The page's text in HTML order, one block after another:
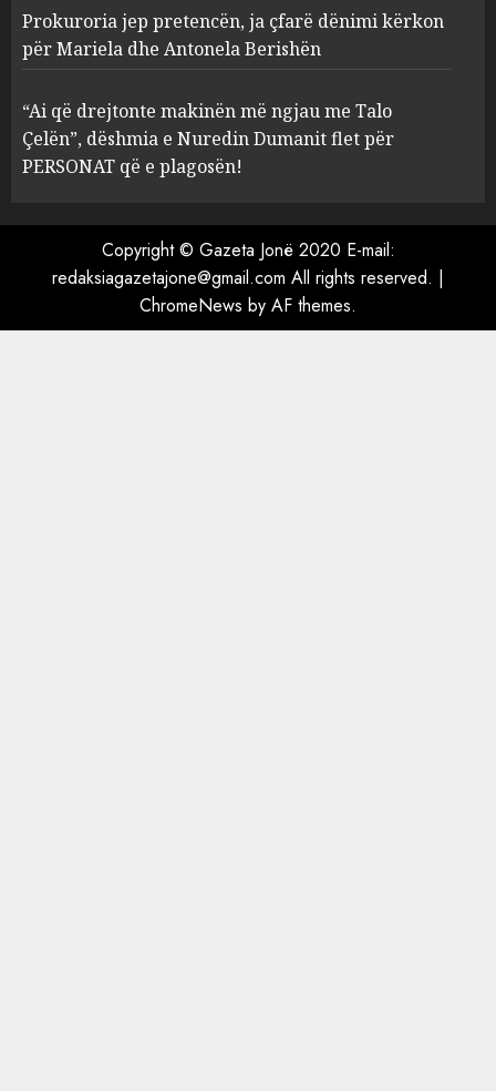
4
Prokuroria jep pretencën, ja
çfarë dënimi kërkon për
Berishën
MARCH 25, 2025
ngjau me Talo Çelën”,
dëshmia e Nuredin Dumanit
flet për PERSONAT që e
plagosën!
Prokuroria jep pretencën, ja çfarë dënimi kërkon
për Mariela dhe Antonela Berishën
“Ai që drejtonte makinën më ngjau me Talo
Çelën”, dëshmia e Nuredin Dumanit flet për
PERSONAT që e plagosën!
Copyright © Gazeta Jonë 2020 E-mail:
redaksiagazetajone@gmail.com All rights reserved. |
ChromeNews by AF themes.